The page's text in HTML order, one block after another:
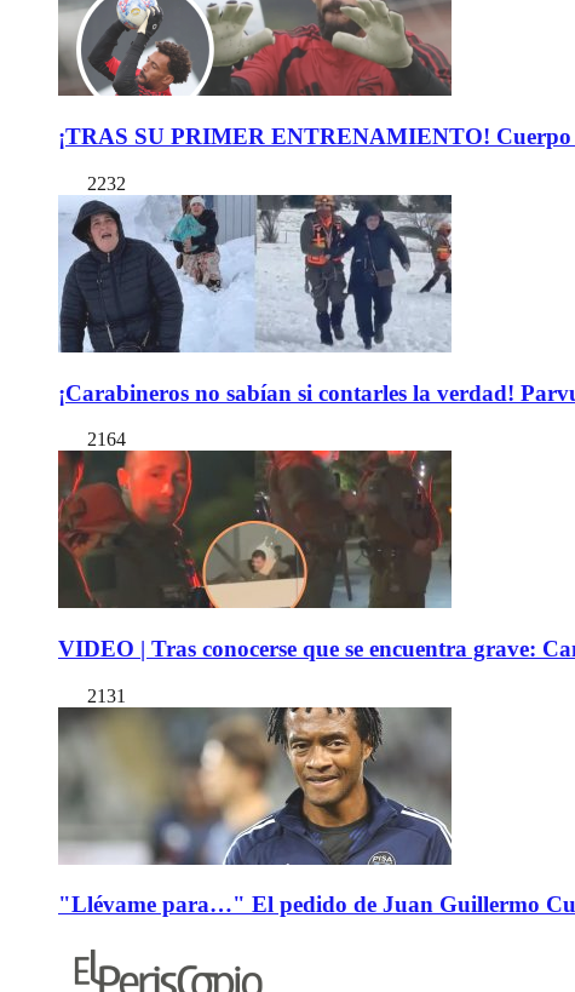
¡TRAS SU PRIMER ENTRENAMIENTO! Cuerpo
2232
¡Carabineros no sabían si contarles la verdad!
2164
VIDEO | Tras conocerse que se encuentra grave:
2131
"Llévame para…" El pedido de Juan Guillermo